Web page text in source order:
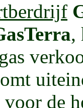
,
voor de